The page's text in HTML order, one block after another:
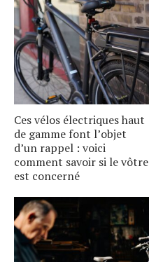
Ces vélos électriques haut
de gamme font lʼobjet
dʼun rappel : voici
comment savoir si le vôtre
est concerné